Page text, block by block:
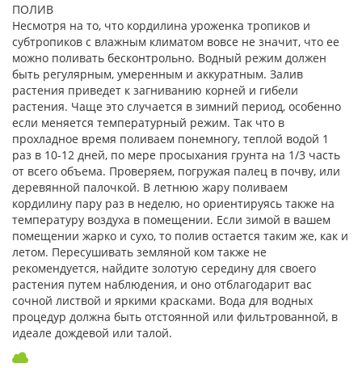
ПОЛИВ
Несмотря на то, что кордилина уроженка тропиков и
субтропиков с влажным климатом вовсе не значит, что ее
можно поливать бесконтрольно. Водный режим должен
быть регулярным, умеренным и аккуратным. Залив
растения приведет к загниванию корней и гибели
растения. Чаще это случается в зимний период, особенно
если меняется температурный режим. Так что в
прохладное время поливаем понемногу, теплой водой 1
раз в 10-12 дней, по мере просыхания грунта на 1/3 часть
от всего объема. Проверяем, погружая палец в почву, или
деревянной палочкой. В летнюю жару поливаем
кордилину пару раз в неделю, но ориентируясь также на
температуру воздуха в помещении. Если зимой в вашем
помещении жарко и сухо, то полив остается таким же, как и
летом. Пересушивать земляной ком также не
рекомендуется, найдите золотую середину для своего
растения путем наблюдения, и оно отблагодарит вас
сочной листвой и яркими красками. Вода для водных
процедур должна быть отстоянной или фильтрованной, в
идеале дождевой или талой.